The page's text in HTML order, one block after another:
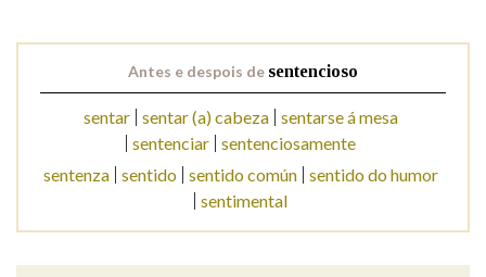
Na fraseoloxía
OUTRAS OPCIÓNS DE BUSCA
Marcas gramaticais
Antes e despois de sentencioso
sentar sentar (a) cabeza
sentarse á mesa
sentenciar
sentenciosamente
sentenza
sentido sentido común
sentido do humor
sentimental